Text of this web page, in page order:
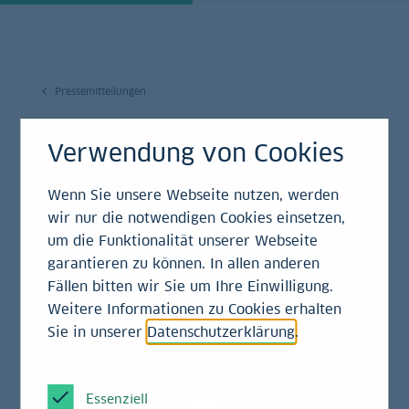
Pressemitteilungen
LBBW legt nochmals
zu
Pressemitteilung
Die LBBW hat im aktuellen Nachhaltigkeitsrating der
dem letzten Rating im Jahr 2017 nochmals
Verwendung von Cookies
Wenn Sie unsere Webseite nutzen, werden
wir nur die notwendigen Cookies einsetzen,
um die Funktionalität unserer Webseite
garantieren zu können. In allen anderen
Fällen bitten wir Sie um Ihre Einwilligung.
Weitere Informationen zu Cookies erhalten
Sie in unserer Datenschutzerklärung.
Essenziell